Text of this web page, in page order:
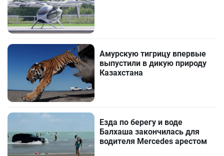
Амурскую тигрицу впервые
выпустили в дикую природу
Казахстана
Езда по берегу и воде
Балхаша закончилась для
водителя Mercedes арестом